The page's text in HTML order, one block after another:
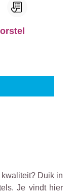
Duik in
Je vindt hier